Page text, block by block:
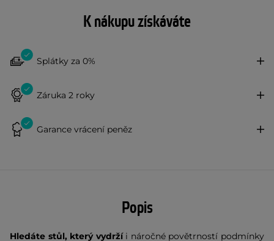
K nákupu získáváte
Splátky za 0%
Záruka 2 roky
Garance vrácení peněz
Popis
Hledáte stůl, který vydržíi náročné povětrností podmínky